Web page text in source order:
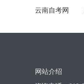
云南自考网
网站介绍